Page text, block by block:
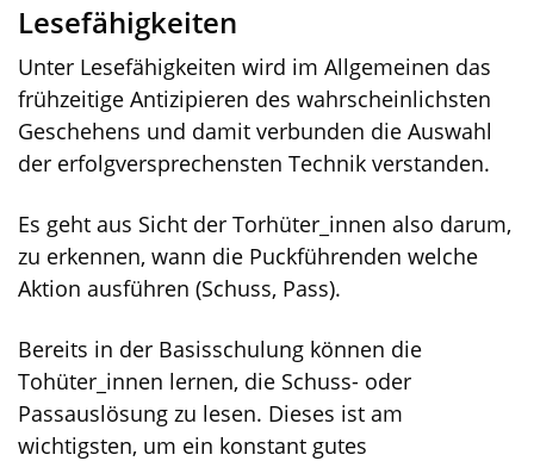
Lesefähigkeiten
Unter Lesefähigkeiten wird im Allgemeinen das
frühzeitige Antizipieren des wahrscheinlichsten
Geschehens und damit verbunden die Auswahl
der erfolgversprechensten Technik verstanden.
Es geht aus Sicht der Torhüter_innen also darum,
zu erkennen, wann die Puckführenden welche
Aktion ausführen (Schuss, Pass).
Bereits in der Basisschulung können die
Tohüter_innen lernen, die Schuss- oder
Passauslösung zu lesen. Dieses ist am
wichtigsten, um ein konstant gutes